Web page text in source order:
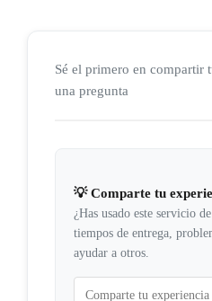
Sé el primero en compartir
una pregunta
💡 Comparte tu
¿Has usado este servicio
tiempos de entrega,
ayudar a otros.